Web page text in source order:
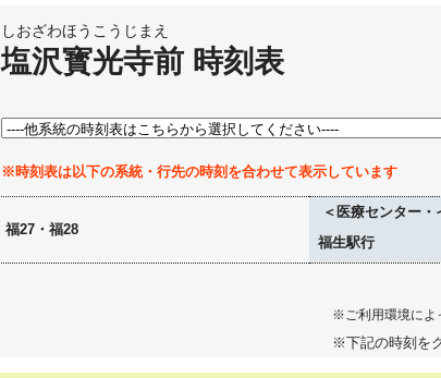
しおざわほうこうじまえ
塩沢寳光寺前 時刻表
※時刻表は以下の系統・行先の時刻を合わせて表示しています
福27・福28
＜医療センター
福生駅行
※ご利用環境によ
※下記の時刻を